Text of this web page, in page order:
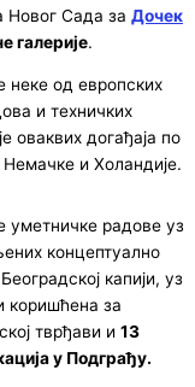
Новог Сада за Дочек
галерије.
неке од европских
и техничких
оваквих догађаја по
и Холандије.
уметничке радове уз
концептуално
капији, уз
коришћена за
тврђави и 13
у Подграђу.